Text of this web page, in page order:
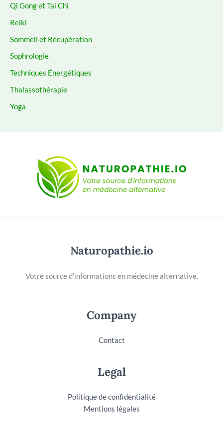
Qi Gong et Tai Chi
Reiki
Sommeil et Récupération
Sophrologie
Techniques Énergétiques
Thalassothérapie
Yoga
Naturopathie.io
Votre source d’informations en médecine alternative.
Company
Contact
Legal
Politique de confidentialité
Mentions légales